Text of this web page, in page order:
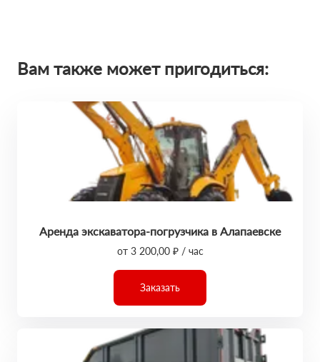
Вам также может пригодиться:
Аренда экскаватора-погрузчика в Алапаевске
от 3 200,00 ₽ / час
Заказать